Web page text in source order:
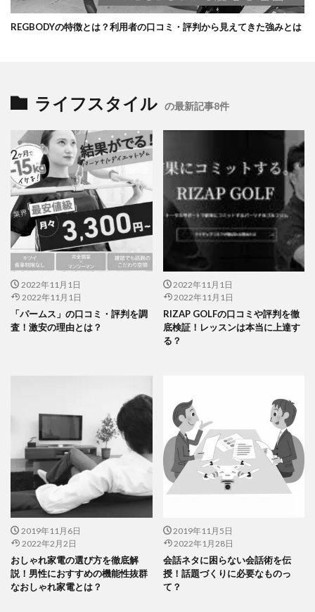
REGBODYの特徴とは？利用者の口コミ・評判から見えてきた強みとは
ライフスタイル の最新記事8件
2022年11月1日
2022年11月1日
「パームス」の口コミ・評判を調
査！激安の理由とは？
2022年11月1日
2022年11月1日
RIZAP GOLFの口コミや評判を徹
底検証！レッスンは本当に上達す
る？
2019年11月6日
2022年2月2日
おしゃれ家電の選び方を徹底解
説！男性におすすめの機能性抜群
なおしゃれ家電とは？
2019年11月5日
2022年1月28日
会話ネタに困らない会話術を伝
授！話題づくりに必要なものっ
て？